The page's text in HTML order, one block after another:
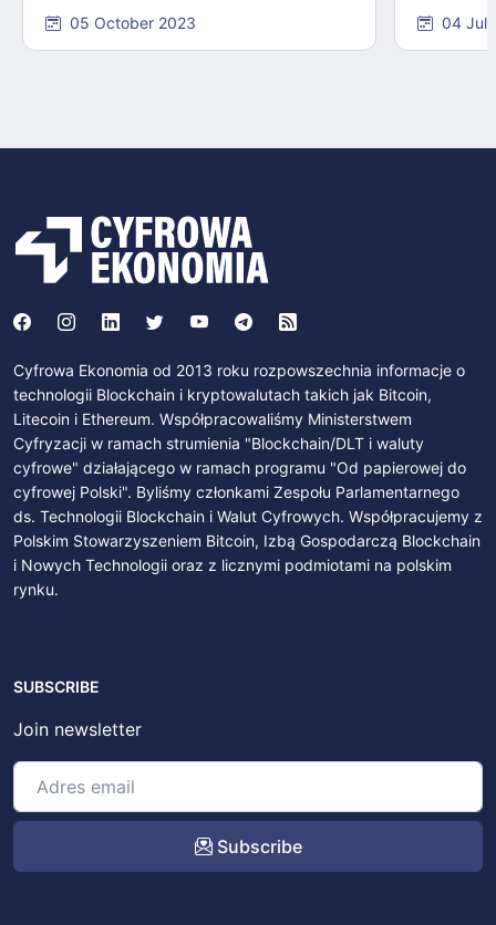
05 October 2023 04
Cyfrowa Ekonomia od 2013 roku rozpowszechnia informacje o
technologii Blockchain i kryptowalutach takich jak Bitcoin,
Litecoin i Ethereum. Współpracowaliśmy Ministerstwem
Cyfryzacji w ramach strumienia "Blockchain/DLT i waluty
cyfrowe" działającego w ramach programu "Od papierowej do
cyfrowej Polski". Byliśmy członkami Zespołu Parlamentarnego
ds. Technologii Blockchain i Walut Cyfrowych. Współpracujemy z
Polskim Stowarzyszeniem Bitcoin, Izbą Gospodarczą Blockchain
i Nowych Technologii oraz z licznymi podmiotami na polskim
rynku.
SUBSCRIBE
Join newsletter
Subscribe